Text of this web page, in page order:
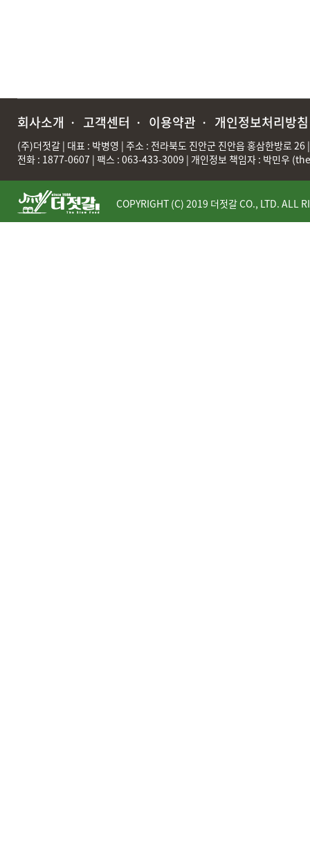
회사소개 · 고객센터 · 이용약관 · 개인정보처리방침
(주)더젓갈 | 대표 : 박병영 | 주소 : 전라북도 진안군 진안읍 홍삼한방로
전화 : 1877-0607 | 팩스 : 063-433-3009 | 개인정보 책임자 : 박민우 (
COPYRIGHT (C) 2019 더젓갈 CO., LTD. ALL